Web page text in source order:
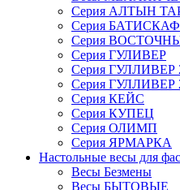
Серия АЛТЫН
Серия БАТИСКАФ
Серия
Серия ГУЛИВЕР
Серия ГУЛЛИВЕР
Серия ГУЛЛИВЕР
Серия КЕЙС
Серия КУПЕЦ
Серия ОЛИМП
Серия ЯРМАРКА
Настольные весы для
Весы Безмены
Весы БЫТОВЫЕ